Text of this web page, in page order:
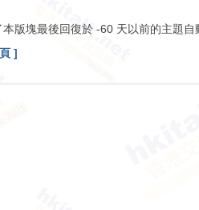
版塊最後回復於 -60 天以前的主題
]